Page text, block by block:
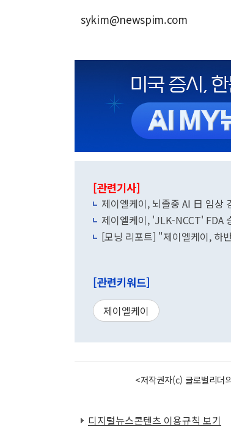
sykim@newspim.com
[관련기사]
제이엘케이, 뇌졸중 AI 日 임
제이엘케이, 'JLK-NCCT' FDA
[모닝 리포트] "제이엘케이, 하
[관련키워드]
제이엘케이
<저작권자(c) 글로벌리더
디지털뉴스콘텐츠 이용규칙 보기